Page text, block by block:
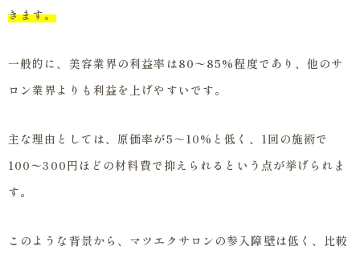
きます。
一般的に、美容業界の利益率は80〜85%程度であり、他のサ
ロン業界よりも利益を上げやすいです。
主な理由としては、原価率が5～10%と低く、1回の施術で
100〜300円ほどの材料費で抑えられるという点が挙げられま
す。
このような背景から、マツエクサロンの参入障壁は低く、比較